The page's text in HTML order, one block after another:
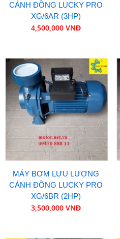
CÁNH ĐỒNG LUCKY PRO
XG/6AR (3HP)
4,500,000 VNĐ
MÁY BƠM LƯU LƯỢNG
CÁNH ĐỒNG LUCKY PRO
XG/6BR (2HP)
3,500,000 VNĐ